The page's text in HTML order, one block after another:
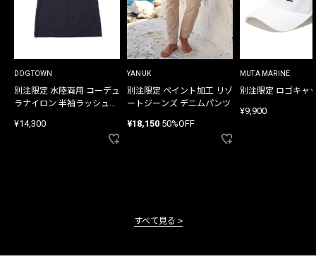
DOGTOWN
別注限定 水陸両用 コーデュ
ラナイロン 半袖ラッシュガ
¥14,300
YANUK
別注限定 ペイント加工 リゾ
ートジーンズ デニムパンツ
¥18,150 50%OFF
MUTA MARINE
別注限定 ロゴキャ
¥9,900
すべて見る